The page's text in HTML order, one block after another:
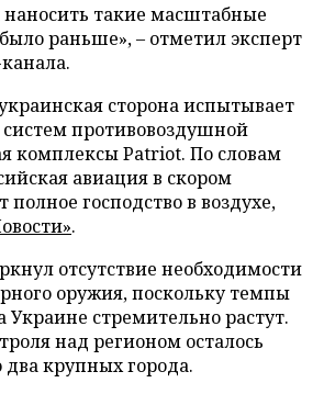
наносить такие масштабные
раньше», – отметил эксперт
сторона испытывает
систем противовоздушной
комплексы Patriot. По словам
авиация в скором
господство в воздухе,
.
отсутствие необходимости
оружия, поскольку темпы
Украине стремительно растут.
над регионом осталось
два крупных города.